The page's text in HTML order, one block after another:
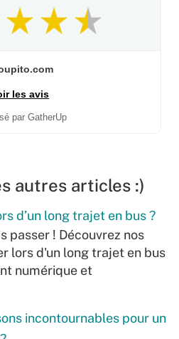
les avis
par GatherUp
autres articles :)
d’un long trajet en bus ?
passer ! Découvrez nos
lors d'un long trajet en bus
numérique et
incontournables pour un